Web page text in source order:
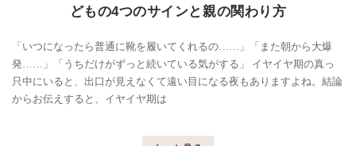
どもの4つのサインと親の関わり方
「いつになったら普通に靴を履いてくれるの……」「また朝から大爆
発……」「うちだけがずっと続いている気がする」 イヤイヤ期の真っ
只中にいると、出口が見えなくて遠い目になる夜もありますよね。結論
からお伝えすると、イヤイヤ期は